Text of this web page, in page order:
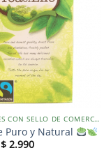
VARIEDADES CON SELLO DE COMERCIO JUSTO
Puro y Natural
$2.990